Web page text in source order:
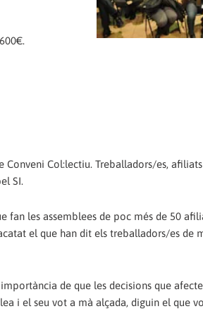
Col:lectiu. Treballadors/es,
SI.
fan les assemblees de poc més de 50
el que han dit els treballadors/es de
de que les decisions que
i el seu vot a mà alçada, diguin el que